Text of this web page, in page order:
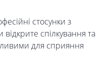
стосунки з
спілкування та
для сприяння